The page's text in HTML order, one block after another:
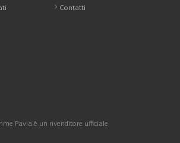
Contatti
Pavia è un rivenditore ufficiale